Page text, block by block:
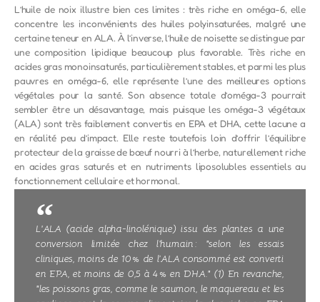
L’huile de noix illustre bien ces limites : très riche en oméga-6, elle
concentre les inconvénients des huiles polyinsaturées, malgré une
certaine teneur en ALA. À l’inverse, l’huile de noisette se distingue par
une composition lipidique beaucoup plus favorable. Très riche en
acides gras monoinsaturés, particulièrement stables, et parmi les plus
pauvres en oméga-6, elle représente l’une des meilleures options
végétales pour la santé. Son absence totale d’oméga-3 pourrait
sembler être un désavantage, mais puisque les oméga-3 végétaux
(ALA) sont très faiblement convertis en EPA et DHA, cette lacune a
en réalité peu d’impact. Elle reste toutefois loin d’offrir l’équilibre
protecteur de la graisse de bœuf nourri à l’herbe, naturellement riche
en acides gras saturés et en nutriments liposolubles essentiels au
fonctionnement cellulaire et hormonal.
L'ALA (acide alpha-linolénique) issu des plantes a une
conversion limitée chez l’humain : "selon les essais
cliniques, moins de 10 % de l’ALA consommé est converti
en EPA, et moins de 0,5 à 4 % en DHA." (1) En revanche,
"les poissons gras, comme le saumon, le maquereau et les